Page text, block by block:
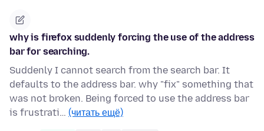
why is firefox suddenly forcing the use of the address
bar for searching.
Suddenly I cannot search from the search bar. It
defaults to the address bar. why "fix" something that
was not broken. Being forced to use the address bar
is frustrati… (читать ещё)